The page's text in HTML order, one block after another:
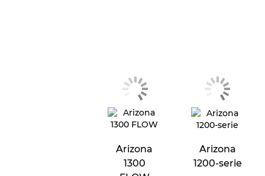
Arizona
1300
Arizona
1200-serie